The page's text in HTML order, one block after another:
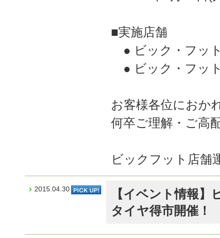
■実施店舗
● ビック・フッ
● ビック・フッ
お客様各位におか
何卒ご理解・ご高
ビックフット店舗
2015.04.30
【イベント情報
タイヤ得市開催！